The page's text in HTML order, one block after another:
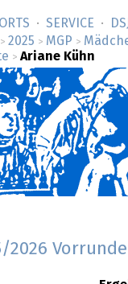
SERVICE
> 2025 > MGP >
> Ariane Kühn
2026